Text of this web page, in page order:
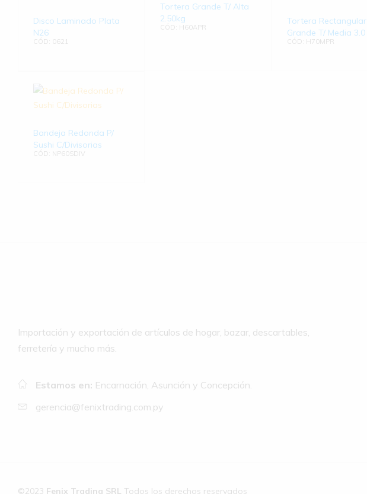
Disco Laminado Plata
N26
CÓD: 0621
Tortera Grande T/ Alta
2.50kg
CÓD: H60APR
Tortera Rectangular
Grande T/ Media 3.0
CÓD: H70MPR
Bandeja Redonda P/
Sushi C/Divisorias
CÓD: NP60SDIV
Importación y exportación de artículos de hogar, bazar, descartables,
ferretería y mucho más.
Estamos en: Encarnación, Asunción y Concepción.
gerencia@fenixtrading.com.py
©2023 Fenix Trading SRL Todos los derechos reservados